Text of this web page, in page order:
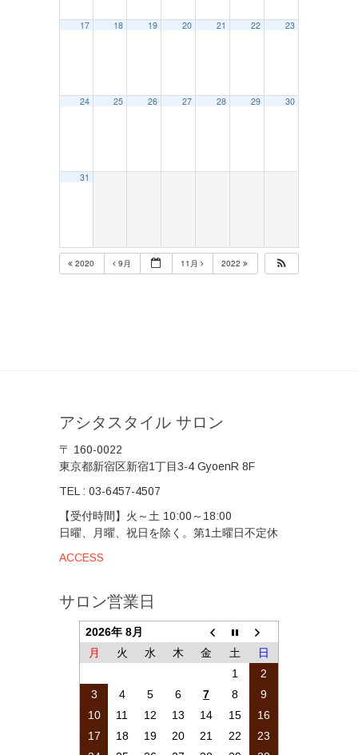
17 18 19 20 21 22 23
24 25 26 27 28 29 30
31
2020 9月 11月 2022
アシタスタイル サロン
〒 160-0022
東京都新宿区新宿1丁目3-4 GyoenR 8F
TEL : 03-6457-4507
【受付時間】火～土 10:00～18:00
日曜、月曜、祝日を除く。第1土曜日不定休
ACCESS
サロン営業日
2026年 8月
月
火 水 木 金 土
日
1
2
3
4 5 6 7 8
9
10
11 12 13 14 15
16
17
18 19 20 21 22
23